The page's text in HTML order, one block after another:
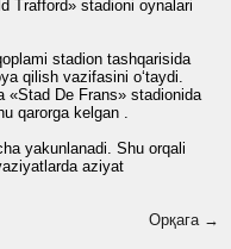
Trafford» stadioni oynalari
stadion tashqarisida
qilish vazifasini o‘taydi.
«Stad De Frans» stadionida
qarorga kelgan .
yakunlanadi. Shu orqali
aziyat
Орқага →